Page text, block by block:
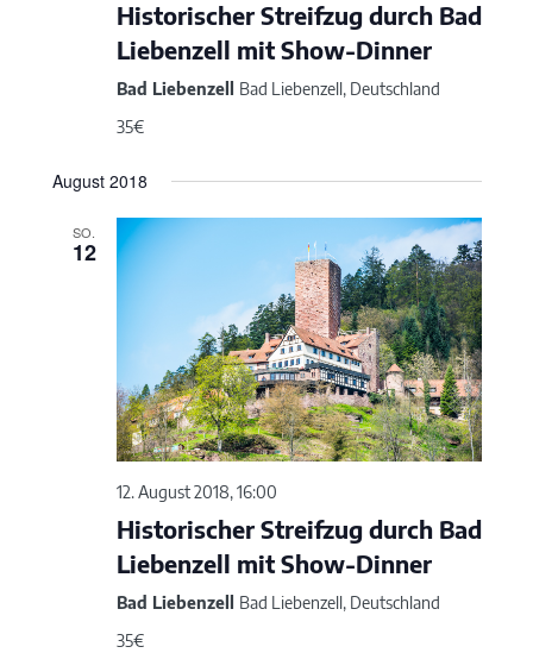
Historischer Streifzug durch Bad
Liebenzell mit Show-Dinner
Bad Liebenzell Bad Liebenzell, Deutschland
35€
August 2018
SO.
12
12. August 2018, 16:00
Historischer Streifzug durch Bad
Liebenzell mit Show-Dinner
Bad Liebenzell Bad Liebenzell, Deutschland
35€